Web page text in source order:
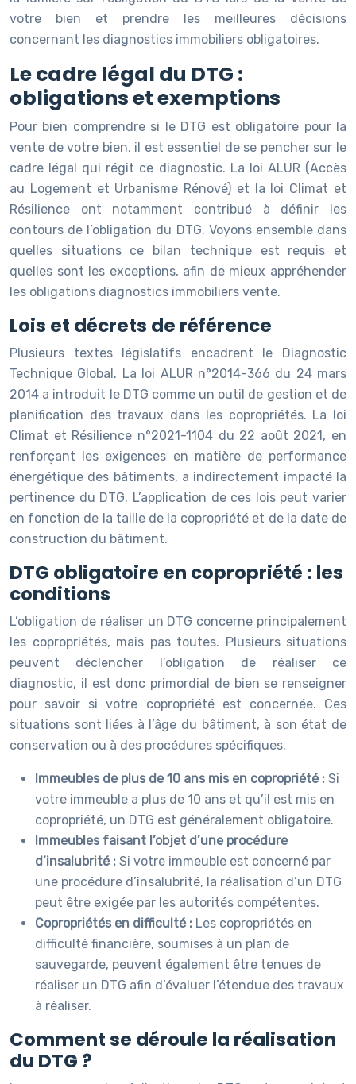
votre bien et prendre les meilleures décisions
concernant les diagnostics immobiliers obligatoires.
Le cadre légal du DTG :
obligations et exemptions
Pour bien comprendre si le DTG est obligatoire pour la
vente de votre bien, il est essentiel de se pencher sur le
cadre légal qui régit ce diagnostic. La loi ALUR (Accès
au Logement et Urbanisme Rénové) et la loi Climat et
Résilience ont notamment contribué à définir les
contours de l’obligation du DTG. Voyons ensemble dans
quelles situations ce bilan technique est requis et
quelles sont les exceptions, afin de mieux appréhender
les obligations diagnostics immobiliers vente.
Lois et décrets de référence
Plusieurs textes législatifs encadrent le Diagnostic
Technique Global. La loi ALUR n°2014-366 du 24 mars
2014 a introduit le DTG comme un outil de gestion et de
planification des travaux dans les copropriétés. La loi
Climat et Résilience n°2021-1104 du 22 août 2021, en
renforçant les exigences en matière de performance
énergétique des bâtiments, a indirectement impacté la
pertinence du DTG. L’application de ces lois peut varier
en fonction de la taille de la copropriété et de la date de
construction du bâtiment.
DTG obligatoire en copropriété : les
conditions
L’obligation de réaliser un DTG concerne principalement
les copropriétés, mais pas toutes. Plusieurs situations
peuvent déclencher l’obligation de réaliser ce
diagnostic, il est donc primordial de bien se renseigner
pour savoir si votre copropriété est concernée. Ces
situations sont liées à l’âge du bâtiment, à son état de
conservation ou à des procédures spécifiques.
Immeubles de plus de 10 ans mis en copropriété : Si
votre immeuble a plus de 10 ans et qu’il est mis en
copropriété, un DTG est généralement obligatoire.
Immeubles faisant l’objet d’une procédure
d’insalubrité : Si votre immeuble est concerné par
une procédure d’insalubrité, la réalisation d’un DTG
peut être exigée par les autorités compétentes.
Copropriétés en difficulté : Les copropriétés en
difficulté financière, soumises à un plan de
sauvegarde, peuvent également être tenues de
réaliser un DTG afin d’évaluer l’étendue des travaux
à réaliser.
Comment se déroule la réalisation
du DTG ?